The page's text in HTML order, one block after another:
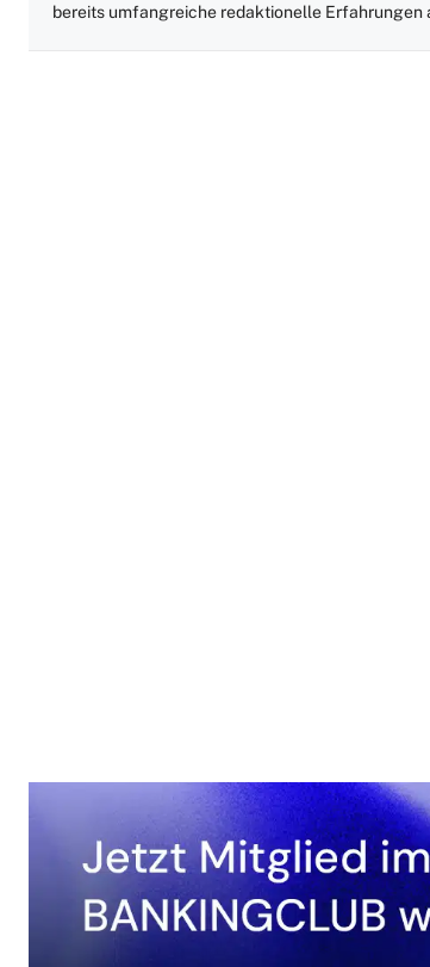
bereits umfangreiche redaktionelle Erfahrungen